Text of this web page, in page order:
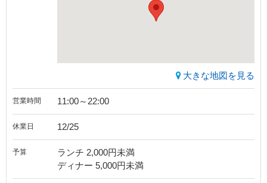
大きな地図を見る
営業時間 11:00～22:00
休業日 12/25
予算
ランチ 2,000円未満
ディナー 5,000円未満